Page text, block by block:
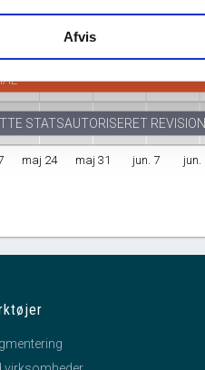
Afvis
maj 24 maj 31 jun. 7 jun.
STATSAUTORISERET